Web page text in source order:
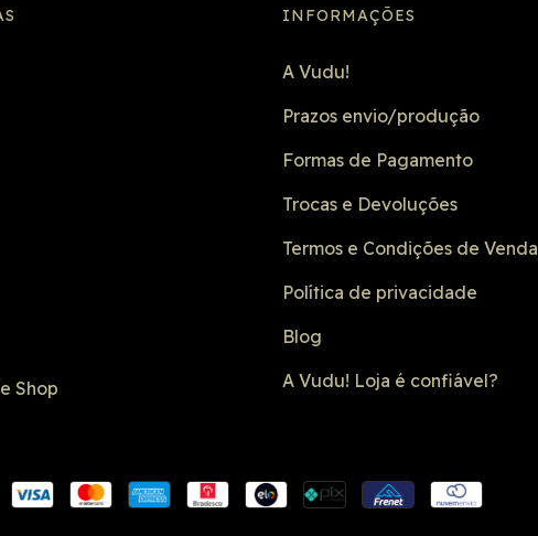
Shop
INFORMAÇÕES
A Vudu!
Prazos envio/produção
Formas de Pagamento
Trocas e Devoluções
Termos e Condições de Venda
Política de privacidade
Blog
A Vudu! Loja é confiável?
Conexão SSL segura